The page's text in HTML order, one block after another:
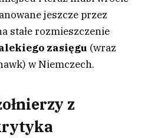
jeszcze przez
stałe rozmieszczenie
zasięgu (wraz
w Niemczech.
z